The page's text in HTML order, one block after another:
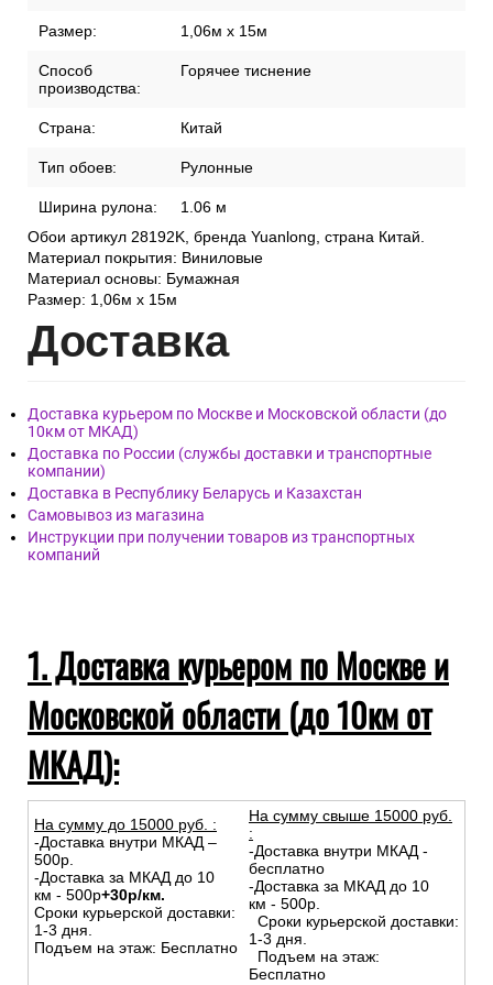
Размер: 1,06м x 15м
Способ
производства:
Горячее тиснение
Страна: Китай
Тип обоев: Рулонные
Ширина рулона:
1.06 м
Обои артикул 28192K, бренда Yuanlong, страна Китай.
Материал покрытия: Виниловые
Материал основы: Бумажная
Размер: 1,06м x 15м
Доставка
Доставка курьером по Москве и Московской области (до
10км от МКАД)
Доставка по России (службы доставки и транспортные
компании)
Доставка в Республику Беларусь и Казахстан
Самовывоз из магазина
Инструкции при получении товаров из транспортных
компаний
1. Доставка курьером по Москве и
Московской области (до 10км от
МКАД):
На сумму до 15000 руб. :
-Доставка внутри МКАД –
500р.
-Доставка за МКАД до 10
км - 500р+30р/км.
Сроки курьерской доставки:
1-3 дня.
Подъем на этаж: Бесплатно
На сумму свыше 15000 руб.
:
-Доставка внутри МКАД -
бесплатно
-Доставка за МКАД до 10
км - 500р.
Сроки курьерской доставки:
1-3 дня.
Подъем на этаж:
Бесплатно